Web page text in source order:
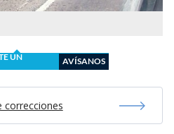
UN
AVÍSANOS
correcciones